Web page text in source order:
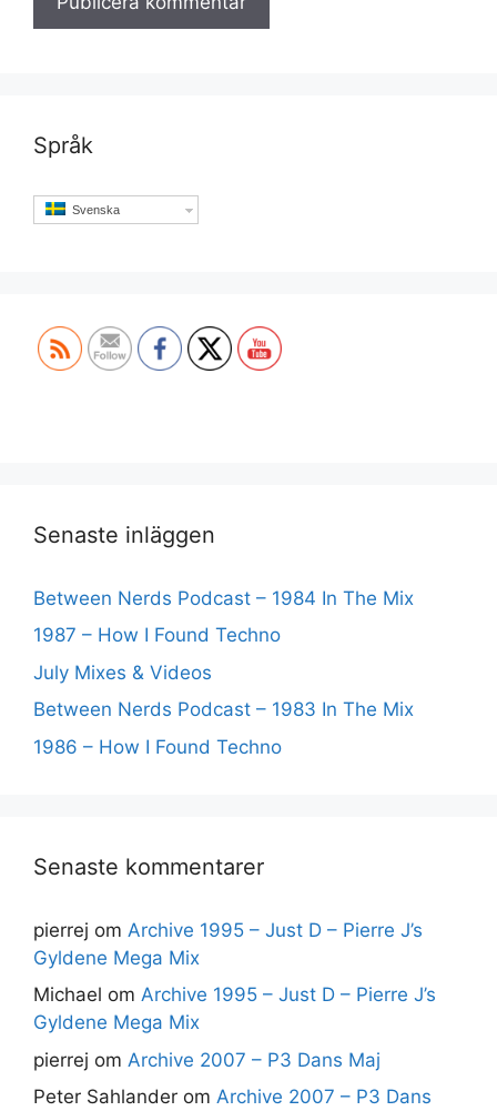
Språk
Svenska
Senaste inläggen
Between Nerds Podcast – 1984 In The Mix
1987 – How I Found Techno
July Mixes & Videos
Between Nerds Podcast – 1983 In The Mix
1986 – How I Found Techno
Senaste kommentarer
pierrej om Archive 1995 – Just D – Pierre J’s
Gyldene Mega Mix
Michael om Archive 1995 – Just D – Pierre J’s
Gyldene Mega Mix
pierrej om Archive 2007 – P3 Dans Maj
Peter Sahlander om Archive 2007 – P3 Dans